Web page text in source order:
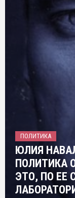
ПОЛИТИКА
ЮЛИЯ
ПОЛИТИКА
ЭТО, ПО ЕЕ